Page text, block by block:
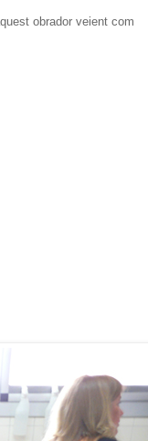
obrador veient com